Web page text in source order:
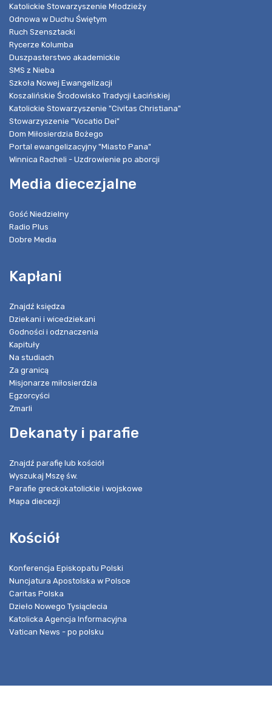
Katolickie Stowarzyszenie Młodzieży
Odnowa w Duchu Świętym
Ruch Szensztacki
Rycerze Kolumba
Duszpasterstwo akademickie
SMS z Nieba
Szkoła Nowej Ewangelizacji
Koszalińskie Środowisko Tradycji Łacińskiej
Katolickie Stowarzyszenie "Civitas Christiana"
Stowarzyszenie "Vocatio Dei"
Dom Miłosierdzia Bożego
Portal ewangelizacyjny "Miasto Pana"
Winnica Racheli - Uzdrowienie po aborcji
Media diecezjalne
Gość Niedzielny
Radio Plus
Dobre Media
Kapłani
Znajdź księdza
Dziekani i wicedziekani
Godności i odznaczenia
Kapituły
Na studiach
Za granicą
Misjonarze miłosierdzia
Egzorcyści
Zmarli
Dekanaty i parafie
Znajdź parafię lub kościół
Wyszukaj Mszę św.
Parafie greckokatolickie i wojskowe
Mapa diecezji
Kościół
Konferencja Episkopatu Polski
Nuncjatura Apostolska w Polsce
Caritas Polska
Dzieło Nowego Tysiąclecia
Katolicka Agencja Informacyjna
Vatican News - po polsku